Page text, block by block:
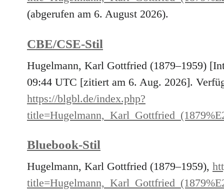
(abgerufen am 6. August 2026).
CBE/CSE-Stil
Hugelmann, Karl Gottfried (1879–1959)
09:44 UTC [zitiert am 6. Aug. 2026].
https://blgbl.de/index.php?
Bluebook-Stil
Hugelmann, Karl Gottfried (1879–1959),